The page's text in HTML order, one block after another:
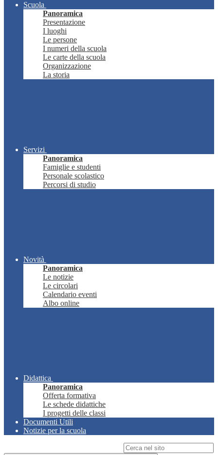
Scuola
Panoramica
Presentazione
I luoghi
Le persone
I numeri della scuola
Le carte della scuola
Organizzazione
La storia
Servizi
Panoramica
Famiglie e studenti
Personale scolastico
Percorsi di studio
Novità
Panoramica
Le notizie
Le circolari
Calendario eventi
Albo online
Didattica
Panoramica
Offerta formativa
Le schede didattiche
I progetti delle classi
Documenti Utili
Notizie per la scuola